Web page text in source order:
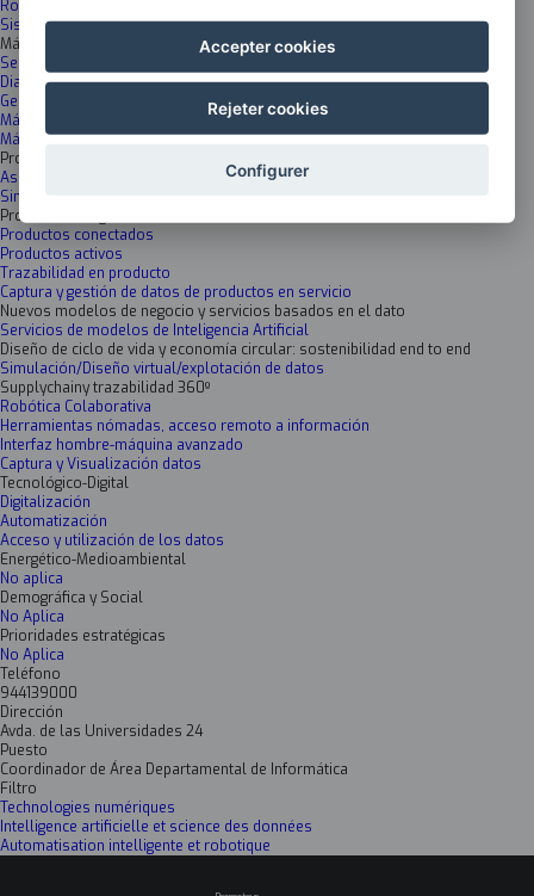
Robótica colaborativa y cooperativa
Sistemas de percepción y aprendizaje de máquina
Máquinas inteligentes y conectadas
Sensorización y monitorización remota
Diagnóstico, control de calidad y mantenimiento predictivo
Gemelo digital de máquinas
Máquinas de altas prestaciones
Máquinas autónomas y autoajustables
Procesos de producción sostenibles, flexibles y cero defectos
Aseguramiento de la calidad digital de producción
Simulación y visualización avanzada y en tiempo real de datos
Producto inteligente
Productos conectados
Productos activos
Trazabilidad en producto
Captura y gestión de datos de productos en servicio
Nuevos modelos de negocio y servicios basados en el dato
Servicios de modelos de Inteligencia Artificial
Diseño de ciclo de vida y economía circular: sostenibilidad end to end
Simulación/Diseño virtual/explotación de datos
Supplychainy trazabilidad 360º
Robótica Colaborativa
Herramientas nómadas, acceso remoto a información
Interfaz hombre-máquina avanzado
Captura y Visualización datos
Tecnológico-Digital
Digitalización
Automatización
Acceso y utilización de los datos
Energético-Medioambiental
No aplica
Demográfica y Social
No Aplica
Prioridades estratégicas
No Aplica
Teléfono
944139000
Dirección
Avda. de las Universidades 24
Puesto
Coordinador de Área Departamental de Informática
Filtro
Technologies numériques
Intelligence artificielle et science des données
Automatisation intelligente et robotique
Accepter cookies
Rejeter cookies
Configurer